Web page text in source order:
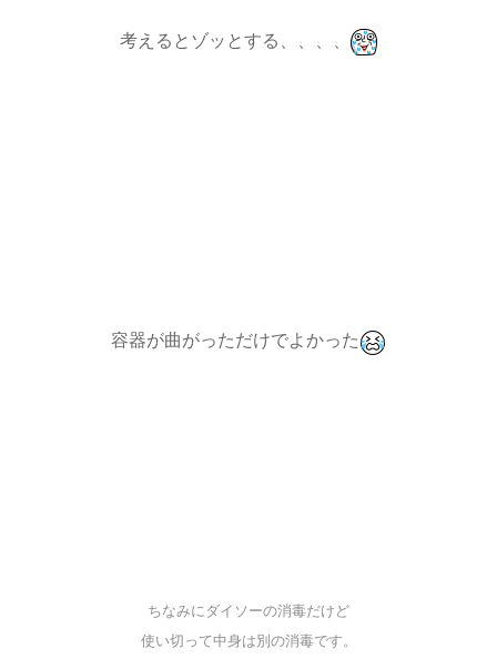
考えるとゾッとする、、、、
容器が曲がっただけでよかった
ちなみにダイソーの消毒だけど
使い切って中身は別の消毒です。